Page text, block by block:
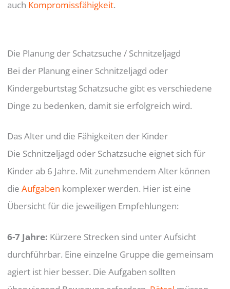
auch Kompromissfähigkeit.
Die Planung der Schatzsuche / Schnitzeljagd
Bei der Planung einer Schnitzeljagd oder
Kindergeburtstag Schatzsuche gibt es verschiedene
Dinge zu bedenken, damit sie erfolgreich wird.
Das Alter und die Fähigkeiten der Kinder
Die Schnitzeljagd oder Schatzsuche eignet sich für
Kinder ab 6 Jahre. Mit zunehmendem Alter können
dieAufgaben komplexer werden. Hier ist eine
Übersicht für die jeweiligen Empfehlungen:
6-7 Jahre: Kürzere Strecken sind unter Aufsicht
durchführbar. Eine einzelne Gruppe die gemeinsam
agiert ist hier besser. Die Aufgaben sollten